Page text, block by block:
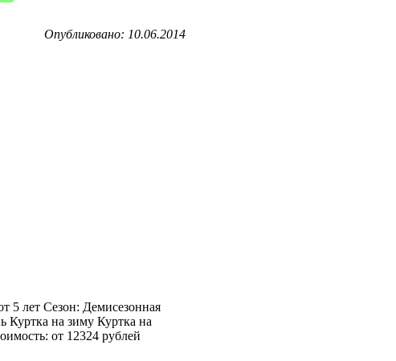
Опубликовано: 10.06.2014
5 лет Сезон: Демисезонная
Куртка на зиму Куртка на
от 12324 рублей